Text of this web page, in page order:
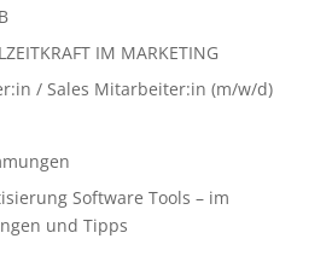
IM MARKETING
/ Sales Mitarbeiter:in (m/w/d)
Software Tools – im
und Tipps